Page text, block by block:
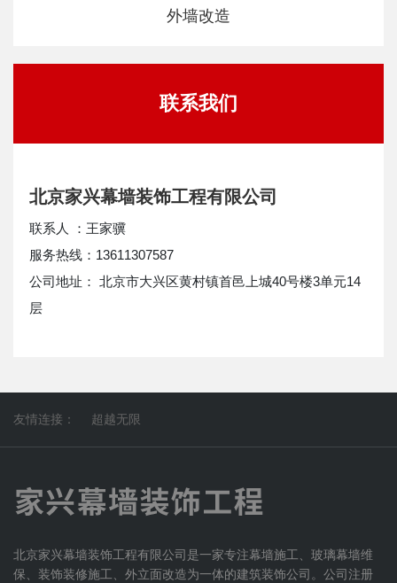
外墙改造
联系我们
北京家兴幕墙装饰工程有限公司
联系人 ：王家骥
服务热线：13611307587
公司地址： 北京市大兴区黄村镇首邑上城40号楼3单元14
层
友情连接： 超越无限
北京家兴幕墙装饰工程有限公司是一家专注幕墙施工、玻璃幕墙维
保、装饰装修施工、外立面改造为一体的建筑装饰公司。公司注册